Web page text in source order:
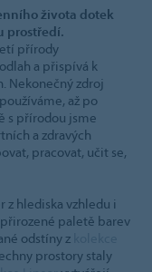
života dotek
prostředí.
přírody
a přispívá k
Nekonečný zdroj
až po
s přírodou jsme
a zdravých
pracovat, učit se,
hlediska vzhledu i
paletě barev
odstíny z
prostory staly